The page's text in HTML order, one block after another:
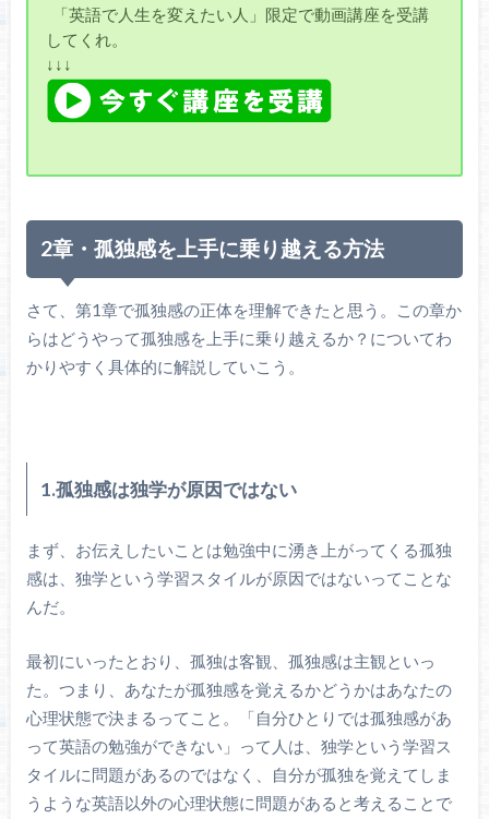
「英語で人生を変えたい人」限定で動画講座を受講
してくれ。
↓↓↓
2章・孤独感を上手に乗り越える方法
さて、第1章で孤独感の正体を理解できたと思う。この章か
らはどうやって孤独感を上手に乗り越えるか？についてわ
かりやすく具体的に解説していこう。
1.孤独感は独学が原因ではない
まず、お伝えしたいことは勉強中に湧き上がってくる孤独
感は、独学という学習スタイルが原因ではないってことな
んだ。
最初にいったとおり、孤独は客観、孤独感は主観といっ
た。つまり、あなたが孤独感を覚えるかどうかはあなたの
心理状態で決まるってこと。「自分ひとりでは孤独感があ
って英語の勉強ができない」って人は、独学という学習ス
タイルに問題があるのではなく、自分が孤独を覚えてしま
うような英語以外の心理状態に問題があると考えることで